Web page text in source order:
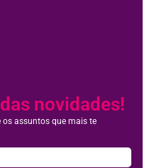
novidades!
os assuntos que mais te